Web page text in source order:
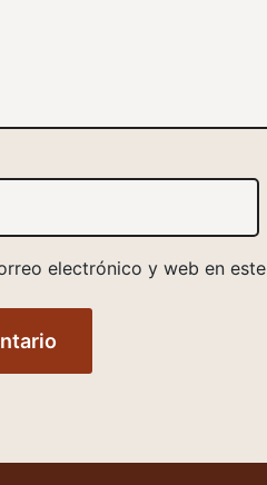
electrónico y web en